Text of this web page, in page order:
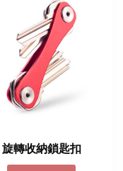
旋轉收納鎖匙扣